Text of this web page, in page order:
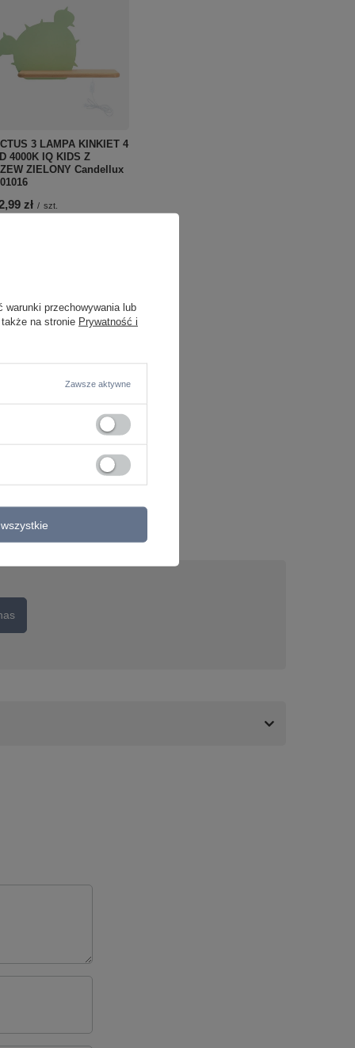
3 LAMPA KINKIET 4
4000K IQ KIDS Z
ZIELONY Candellux
zł / szt.
warunki przechowywania lub
na stronie Prywatność i
Zawsze aktywne